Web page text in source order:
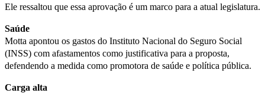
Ele ressaltou que essa aprovação é um marco para a atual legislatura.
Saúde
Motta apontou os gastos do Instituto Nacional do Seguro Social
(INSS) com afastamentos como justificativa para a proposta,
defendendo a medida como promotora de saúde e política pública.
Carga alta